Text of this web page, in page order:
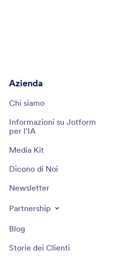
Azienda
Chi siamo
Informazioni su Jotform
per l'IA
Media Kit
Dicono di Noi
Newsletter
Partnership
Blog
Storie dei Clienti